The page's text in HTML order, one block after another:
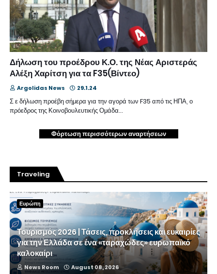
Δήλωση του προέδρου Κ.Ο. της Νέας Αριστεράς
Αλέξη Χαρίτση για τα F35(Βίντεο)
Argolidas News 29.1.24
Σ ε δήλωση προέβη σήμερα για την αγορά των F35 από τις ΗΠΑ, ο
πρόεδρος της Κοινοβουλευτικής Ομάδα…
Φόρτωση περισσότερων αναρτήσεων
Traveling
Ευρώπη
Τουρισμός 2026 | Τάσεις, προκλήσεις και ευκαιρίες
για την Ελλάδα σε ένα «ταραχώδες» ευρωπαϊκό
καλοκαίρι
News Room August 08, 2026